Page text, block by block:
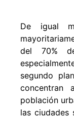
De igual
del 70%
segundo
concentran
población
las ciudades